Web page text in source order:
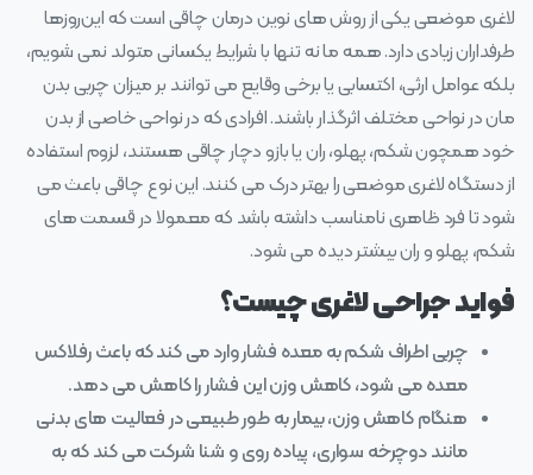
لاغری موضعی یکی از روش‌ های نوین درمان چاقی است که این‌روزها
طرفداران زیادی دارد. همه ما نه تنها با شرایط یکسانی متولد نمی‌ شویم،
بلکه عوامل ارثی، اکتسابی یا برخی وقایع می‌ توانند بر میزان چربی بدن
مان در نواحی مختلف اثرگذار باشند. افرادی که در نواحی خاصی از بدن
خود همچون شکم، پهلو، ران یا بازو دچار چاقی هستند، لزوم استفاده
از دستگاه لاغری موضعی را بهتر درک می‌ کنند. این نوع چاقی باعث می‌
شود تا فرد ظاهری نامناسب داشته باشد که معمولا در قسمت‌ های
شکم، پهلو و ران بیشتر دیده می‌ شود.
فواید جراحی لاغری چیست؟
چربی اطراف شکم به معده فشار وارد می کند که باعث رفلاکس
معده می شود، کاهش وزن این فشار را کاهش می دهد.
هنگام کاهش وزن، بیمار به طور طبیعی در فعالیت های بدنی
مانند دوچرخه سواری، پیاده روی و شنا شرکت می کند که به